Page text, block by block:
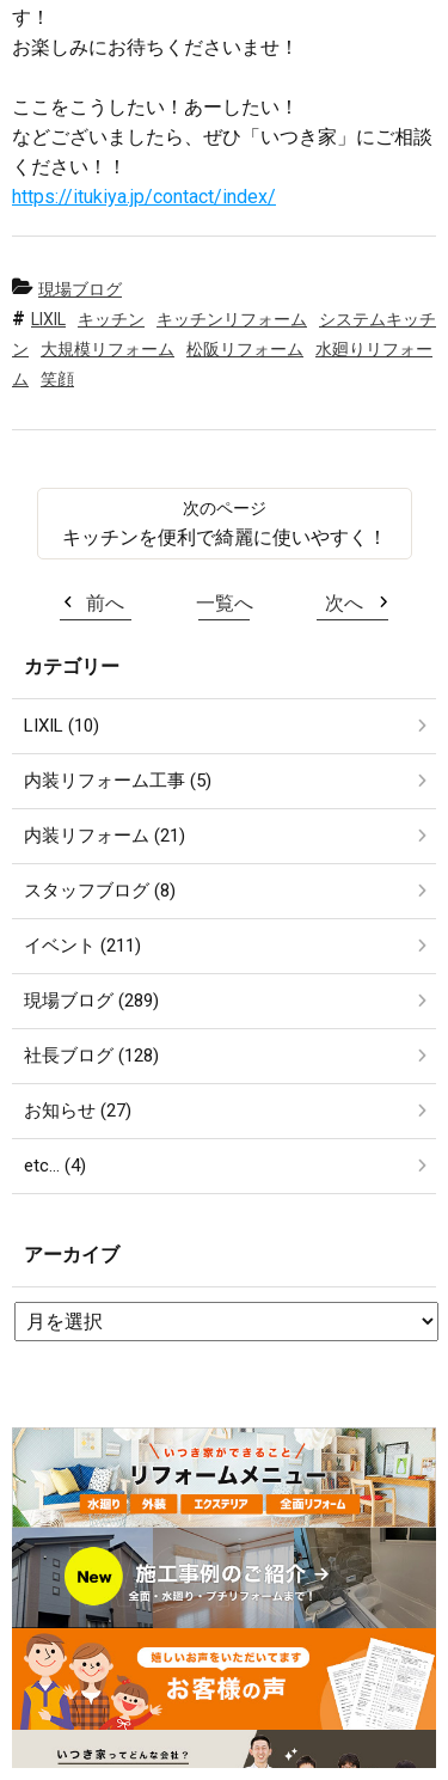
す！
お楽しみにお待ちくださいませ！
ここをこうしたい！あーしたい！
などございましたら、ぜひ「いつき家」にご相談
ください！！
https://itukiya.jp/contact/index/
現場ブログ
LIXIL
キッチン キッチンリフォーム
システムキッチ
ン
大規模リフォーム 松阪リフォーム
水廻りリフォー
ム
笑顔
キッチンを便利で綺麗に使いやすく！
前へ 一覧へ 次へ
カテゴリー
LIXIL (10)
内装リフォーム工事 (5)
内装リフォーム (21)
スタッフブログ (8)
イベント (211)
現場ブログ (289)
社長ブログ (128)
お知らせ (27)
etc… (4)
アーカイブ